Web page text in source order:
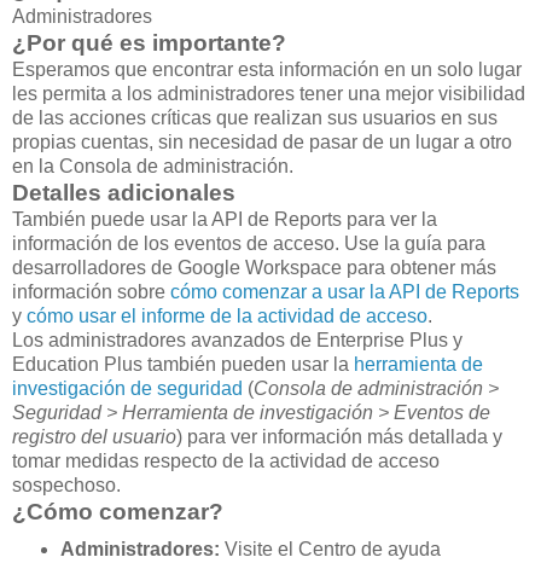
Administradores
¿Por qué es importante?
Esperamos que encontrar esta información en un solo lugar
les permita a los administradores tener una mejor visibilidad
de las acciones críticas que realizan sus usuarios en sus
propias cuentas, sin necesidad de pasar de un lugar a otro
en la Consola de administración.
Detalles adicionales
También puede usar la API de Reports para ver la
información de los eventos de acceso. Use la guía para
desarrolladores de Google Workspace para obtener más
información sobre cómo comenzar a usar la API de Reports
y cómo usar el informe de la actividad de acceso.
Los administradores avanzados de Enterprise Plus y
Education Plus también pueden usar la herramienta de
investigación de seguridad (Consola de administración >
Seguridad > Herramienta de investigación > Eventos de
registro del usuario) para ver información más detallada y
tomar medidas respecto de la actividad de acceso
sospechoso.
¿Cómo comenzar?
Administradores: Visite el Centro de ayuda